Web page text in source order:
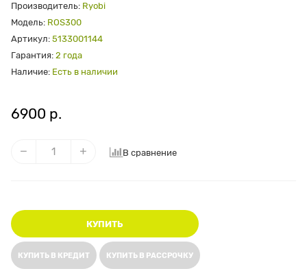
Производитель: Ryobi
Модель: ROS300
Артикул: 5133001144
Гарантия: 2 года
Наличие: Есть в наличии
6900 р.
В сравнение
КУПИТЬ
КУПИТЬ В КРЕДИТ КУПИТЬ В РАССРОЧКУ